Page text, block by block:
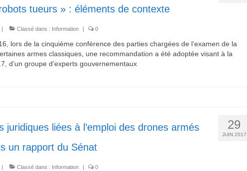
tueurs » : éléments de contexte
Classé dans : Information 0
lors de la cinquième conférence des parties chargées de l’examen de la
armes classiques, une recommandation a été adoptée visant à la
d’un groupe d’experts gouvernementaux
29
JUIN 2017
juridiques liées à l’emploi des drones armés
un rapport du Sénat
Classé dans : Information 0